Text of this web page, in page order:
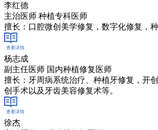
李红德
主治医师 种植专科医师
擅长：口腔微创美学修复，数字化修复，种
查看详情
杨志成
副主任医师 国内种植修复医师
擅长：牙周病系统治疗、种植牙修复，开
创手术以及牙齿美容修复术等。
查看详情
徐杰